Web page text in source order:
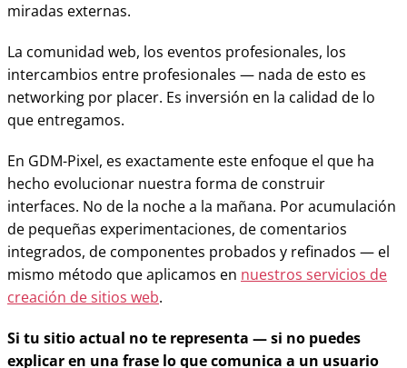
miradas externas.
La comunidad web, los eventos profesionales, los
intercambios entre profesionales — nada de esto es
networking por placer. Es inversión en la calidad de lo
que entregamos.
En GDM-Pixel, es exactamente este enfoque el que ha
hecho evolucionar nuestra forma de construir
interfaces. No de la noche a la mañana. Por acumulación
de pequeñas experimentaciones, de comentarios
integrados, de componentes probados y refinados — el
mismo método que aplicamos en nuestros servicios de
creación de sitios web.
Si tu sitio actual no te representa — si no puedes
explicar en una frase lo que comunica a un usuario